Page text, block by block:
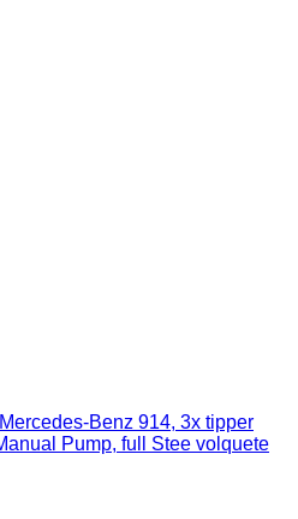
Mercedes-Benz 914, 3x tipper
Pump, full Stee volquete